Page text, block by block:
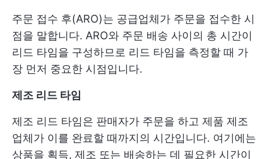
주문 접수 후(ARO)는 공급업체가 주문을 접수한 시
점을 말합니다. ARO와 주문 배송 사이의 총 시간이
리드 타임을 구성하므로 리드 타임을 측정할 때 가
장 먼저 중요한 시점입니다.
제조 리드 타임
제조 리드 타임은 판매자가 주문을 하고 제품 제조
업체가 이를 완료할 때까지의 시간입니다. 여기에는
상품을 획득, 제조 또는 배송하는 데 필요한 시간이